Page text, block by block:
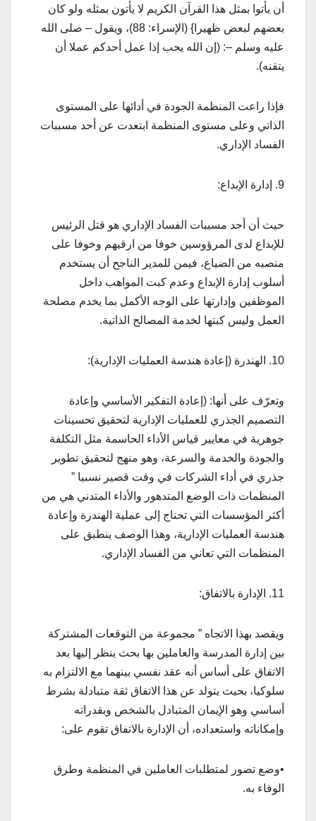
أن يأتوا بمثل هذا القرآن الكريم لا يأتون بمثله ولو كان
بعضهم لبعض ظهيرا} (الإسراء: 88)، ويقول – صلى الله
عليه وسلم –: (إن الله يحب إذا عمل أحدكم عملا أن
يتقنه).
فإذا راعت المنظمة الجودة في أدائها على المستوى
الذاتي وعلى مستوى المنظمة ابتعدت عن أحد مسببات
الفساد الإداري.
9. إدارة الإبداع:
حيث أن أحد مسببات الفساد الإداري هو قتل الرئيس
للإبداع لدى المرؤوسين خوفا من ارقيهم وخوفا على
منصبه من الضياع، فيمن للمدير الناجح أن يستخدم
أسلوب إدارة الإبداع وعدم كبت المواهب داخل
الموظفين وإدارتها على الوجه الأكمل بما يخدم مصلحة
العمل وليس كبتها لخدمة المصالح الذاتية.
10. الهندرة (إعادة هندسة العمليات الإدارية):
وتعرّف على أنها: (إعادة التفكير الأساسي وإعادة
التصميم الجذري للعمليات الإدارية لتحقيق تحسينات
جوهرية في معايير قياس الأداء الحاسمة مثل التكلفة
والجودة والخدمة والسرعة، وهو منهج لتحقيق تطوير
جذري في أداء الشركات في وقت قصير نسبيا ”
المنظمات ذات الوضع المتدهور والأداء المتدني هي من
أكثر المؤسسات التي تحتاج إلى عملية الهندرة وإعادة
هندسة العمليات الإدارية، وهذا الوصف ينطبق على
المنظمات التي تعاني من الفساد الإداري.
11. الإدارة بالاتفاق:
ويقصد بهذا الاتجاه ” مجموعة من التوقعات المشتركة
بين إدارة المدرسة والعاملين بها بحث ينظر إليها بعد
الاتفاق على أساس أنه عقد نفسي بينهما مع الالتزام به
سلوكيا، بحيث يتولد عن هذا الاتفاق ثقة متبادلة بشرط
أساسي وهو الإيمان المتبادل بالشخص وبقدراته
وإمكاناته واستعداده، أن الإدارة بالاتفاق تقوم على:
•وضع تصور لمتطلبات العاملين في المنظمة وطرق
الوفاء به.